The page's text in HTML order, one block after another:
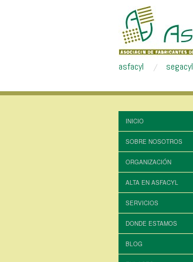
asfacyl segacyl
INICIO
SOBRE NOSOTROS
ORGANIZACIÓN
ALTA EN ASFACYL
SERVICIOS
DONDE ESTAMOS
BLOG